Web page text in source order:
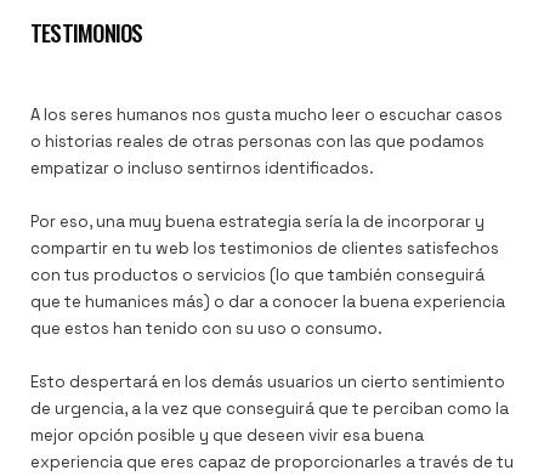
TESTIMONIOS
A los seres humanos nos gusta mucho leer o escuchar casos
o historias reales de otras personas con las que podamos
empatizar o incluso sentirnos identificados.
Por eso, una muy buena estrategia sería la de incorporar y
compartir en tu web los testimonios de clientes satisfechos
con tus productos o servicios (lo que también conseguirá
que te humanices más) o dar a conocer la buena experiencia
que estos han tenido con su uso o consumo.
Esto despertará en los demás usuarios un cierto sentimiento
de urgencia, a la vez que conseguirá que te perciban como la
mejor opción posible y que deseen vivir esa buena
experiencia que eres capaz de proporcionarles a través de tu